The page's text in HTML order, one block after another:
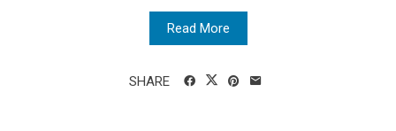
Read More
SHARE